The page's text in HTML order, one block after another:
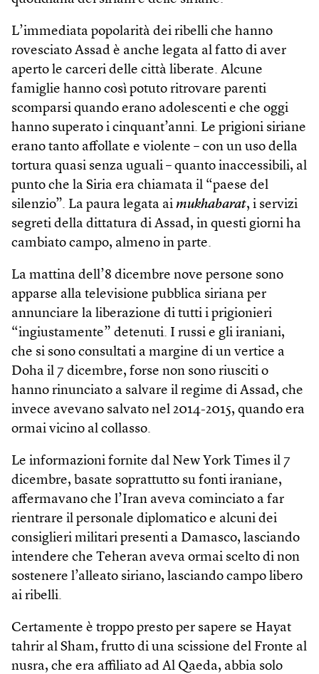
L’immediata popolarità dei ribelli che hanno
rovesciato Assad è anche legata al fatto di aver
aperto le carceri delle città liberate. Alcune
famiglie hanno così potuto ritrovare parenti
scomparsi quando erano adolescenti e che oggi
hanno superato i cinquant’anni. Le prigioni siriane
erano tanto affollate e violente – con un uso della
tortura quasi senza uguali – quanto inaccessibili, al
punto che la Siria era chiamata il “paese del
silenzio”. La paura legata ai mukhabarat, i servizi
segreti della dittatura di Assad, in questi giorni ha
cambiato campo, almeno in parte.
La mattina dell’8 dicembre nove persone sono
apparse alla televisione pubblica siriana per
annunciare la liberazione di tutti i prigionieri
“ingiustamente” detenuti. I russi e gli iraniani,
che si sono consultati a margine di un vertice a
Doha il 7 dicembre, forse non sono riusciti o
hanno rinunciato a salvare il regime di Assad, che
invece avevano salvato nel 2014-2015, quando era
ormai vicino al collasso.
Le informazioni fornite dal New York Times il 7
dicembre, basate soprattutto su fonti iraniane,
affermavano che l’Iran aveva cominciato a far
rientrare il personale diplomatico e alcuni dei
consiglieri militari presenti a Damasco, lasciando
intendere che Teheran aveva ormai scelto di non
sostenere l’alleato siriano, lasciando campo libero
ai ribelli.
Certamente è troppo presto per sapere se Hayat
tahrir al Sham, frutto di una scissione del Fronte al
nusra, che era affiliato ad Al Qaeda, abbia solo